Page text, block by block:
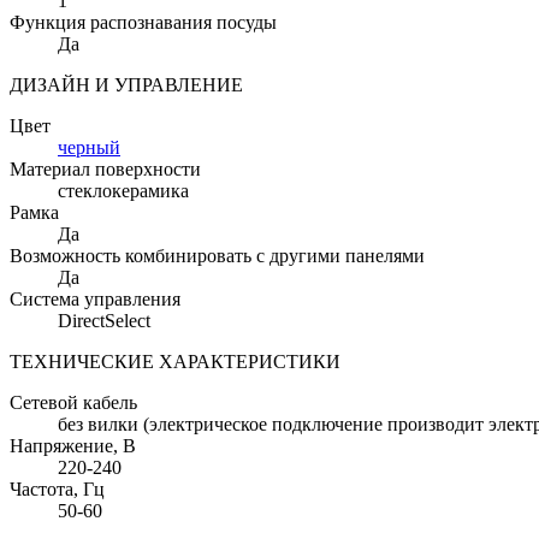
Функция распознавания посуды
Да
ДИЗАЙН И УПРАВЛЕНИЕ
Цвет
черный
Материал поверхности
стеклокерамика
Рамка
Да
Возможность комбинировать с другими панелями
Да
Система управления
DirectSelect
ТЕХНИЧЕСКИЕ ХАРАКТЕРИСТИКИ
Сетевой кабель
без вилки (электрическое подключение производит
Напряжение, В
220-240
Частота, Гц
50-60